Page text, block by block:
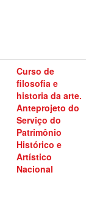
Curso de
filosofia e
historia da arte.
Anteprojeto do
Serviço do
Patrimônio
Histórico e
Artístico
Nacional